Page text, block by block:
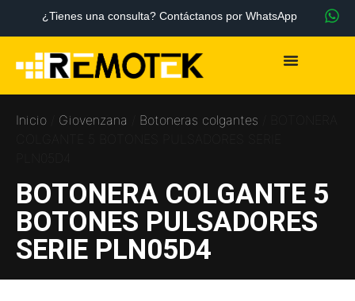
¿Tienes una consulta? Contáctanos por WhatsApp
Inicio Giovenzana Botoneras colgantes
BOTONERA COLGANTE 5
BOTONES PULSADORES
SERIE PLN05D4